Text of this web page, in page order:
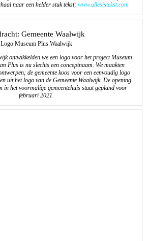
naar een helder stuk tekst; www.allesistekst.com
Gemeente Waalwijk
Logo Museum Plus Waalwijk
ontwikkelden we een logo voor het project Museum
Plus is nu slechts een conceptnaam. We maakten
de gemeente koos voor een eenvoudig logo
uit het logo van de Gemeente Waalwijk. De opening
in het voormalige gemeentehuis staat gepland voor
februari 2021.